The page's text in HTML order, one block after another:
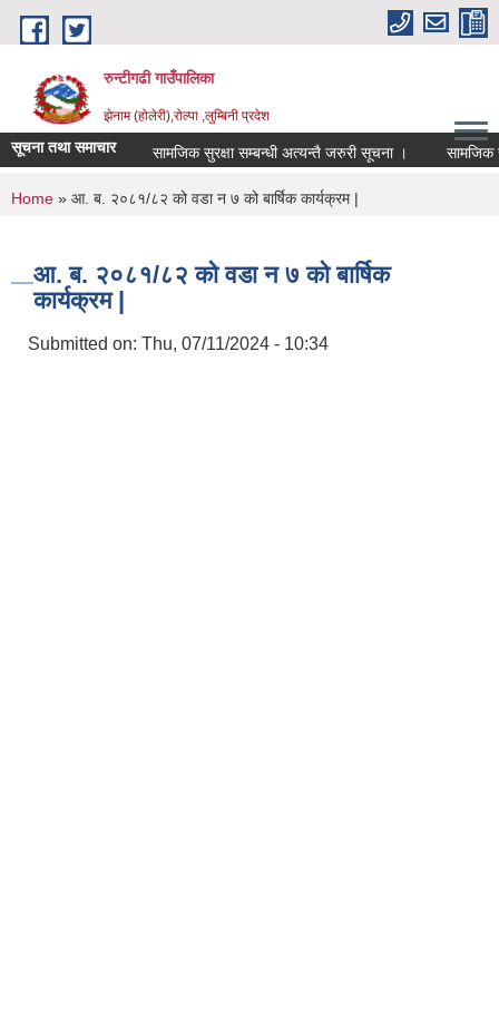
Skip to main content
रुन्टीगढी गाउँपालिका
झेनाम (होलेरी),रोल्पा ,लुम्बिनी प्रदेश
सूचना तथा समाचार सामजिक सुरक्षा सम्बन्धी अत्यन्तै जरुरी सूचना । सामजिक
You are here
Home » आ. ब. २०८१/८२ को वडा न ७ को बार्षिक कार्यक्रम |
आ. ब. २०८१/८२ को वडा न ७ को बार्षिक
कार्यक्रम |
Submitted on: Thu, 07/11/2024 - 10:34